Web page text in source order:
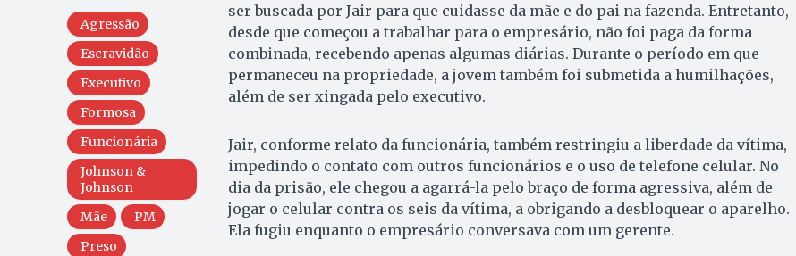
Agressão
Escravidão
Executivo
Formosa
Funcionária
Johnson &
Johnson
Mãe
PM
Preso
ser buscada por Jair para que cuidasse da mãe e do pai na fazenda. Entretanto,
desde que começou a trabalhar para o empresário, não foi paga da forma
combinada, recebendo apenas algumas diárias. Durante o período em que
permaneceu na propriedade, a jovem também foi submetida a humilhações,
além de ser xingada pelo executivo.
Jair, conforme relato da funcionária, também restringiu a liberdade da vítima,
impedindo o contato com outros funcionários e o uso de telefone celular. No
dia da prisão, ele chegou a agarrá-la pelo braço de forma agressiva, além de
jogar o celular contra os seis da vítima, a obrigando a desbloquear o aparelho.
Ela fugiu enquanto o empresário conversava com um gerente.